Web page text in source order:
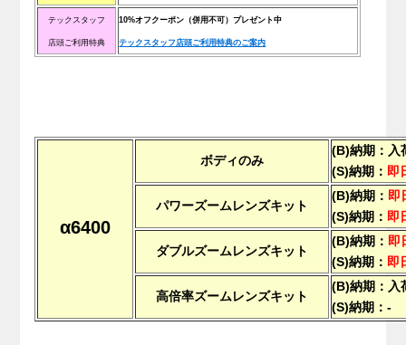
テックスタッフ
店頭ご利用特典
10%オフクーポン（併用不可）プレゼント中
テックスタッフ店頭ご利用特典のご案内
α6400
ボディのみ
(B)納期：入
(S)納期：即
パワーズームレンズキット
(B)納期：即
(S)納期：即
ダブルズームレンズキット
(B)納期：即
(S)納期：即
高倍率ズームレンズキット
(B)納期：入
(S)納期：-